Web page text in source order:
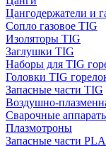
Цангодержатели и
Сопло газовое TIG
Изоляторы TIG
Заглушки TIG
Наборы для TIG
Головки TIG
Запасные части TIG
Воздушно-
Сварочные
Плазмотроны
Запасные части